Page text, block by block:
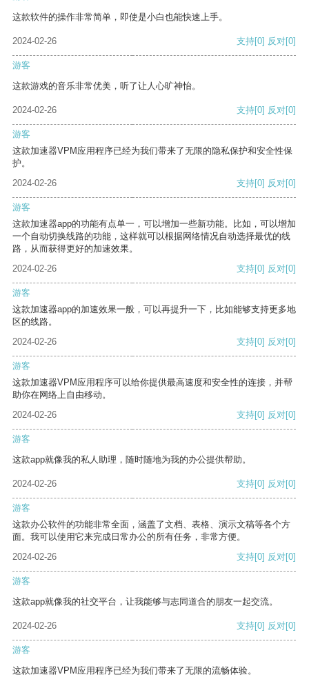
这款软件的操作非常简单，即使是小白也能快速上手。
2024-02-26 支持[0] 反对[0]
游客
这款游戏的音乐非常优美，听了让人心旷神怡。
2024-02-26 支持[0] 反对[0]
游客
这款加速器VPM应用程序已经为我们带来了无限的隐私保护和安全性保
护。
2024-02-26
支持[0] 反对[0]
游客
这款加速器app的功能有点单一，可以增加一些新功能。比如，可以增加
一个自动切换线路的功能，这样就可以根据网络情况自动选择最优的线
路，从而获得更好的加速效果。
2024-02-26
支持[0] 反对[0]
游客
这款加速器app的加速效果一般，可以再提升一下，比如能够支持更多地
区的线路。
2024-02-26
支持[0] 反对[0]
游客
这款加速器VPM应用程序可以给你提供最高速度和安全性的连接，并帮
助你在网络上自由移动。
2024-02-26
支持[0] 反对[0]
游客
这款app就像我的私人助理，随时随地为我的办公提供帮助。
2024-02-26 支持[0] 反对[0]
游客
这款办公软件的功能非常全面，涵盖了文档、表格、演示文稿等各个方
面。我可以使用它来完成日常办公的所有任务，非常方便。
2024-02-26
支持[0] 反对[0]
游客
这款app就像我的社交平台，让我能够与志同道合的朋友一起交流。
2024-02-26 支持[0] 反对[0]
游客
这款加速器VPM应用程序已经为我们带来了无限的流畅体验。